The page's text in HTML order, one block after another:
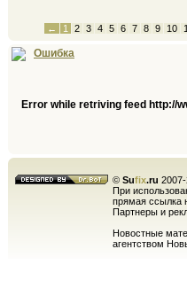
← 1 2 3 4 5 6 7 8 9 10
Ошибка
Error while retriving feed http://
© Sufix.ru 2007-
При
прямая ссылка
Партнеры и
Новостные
агентством